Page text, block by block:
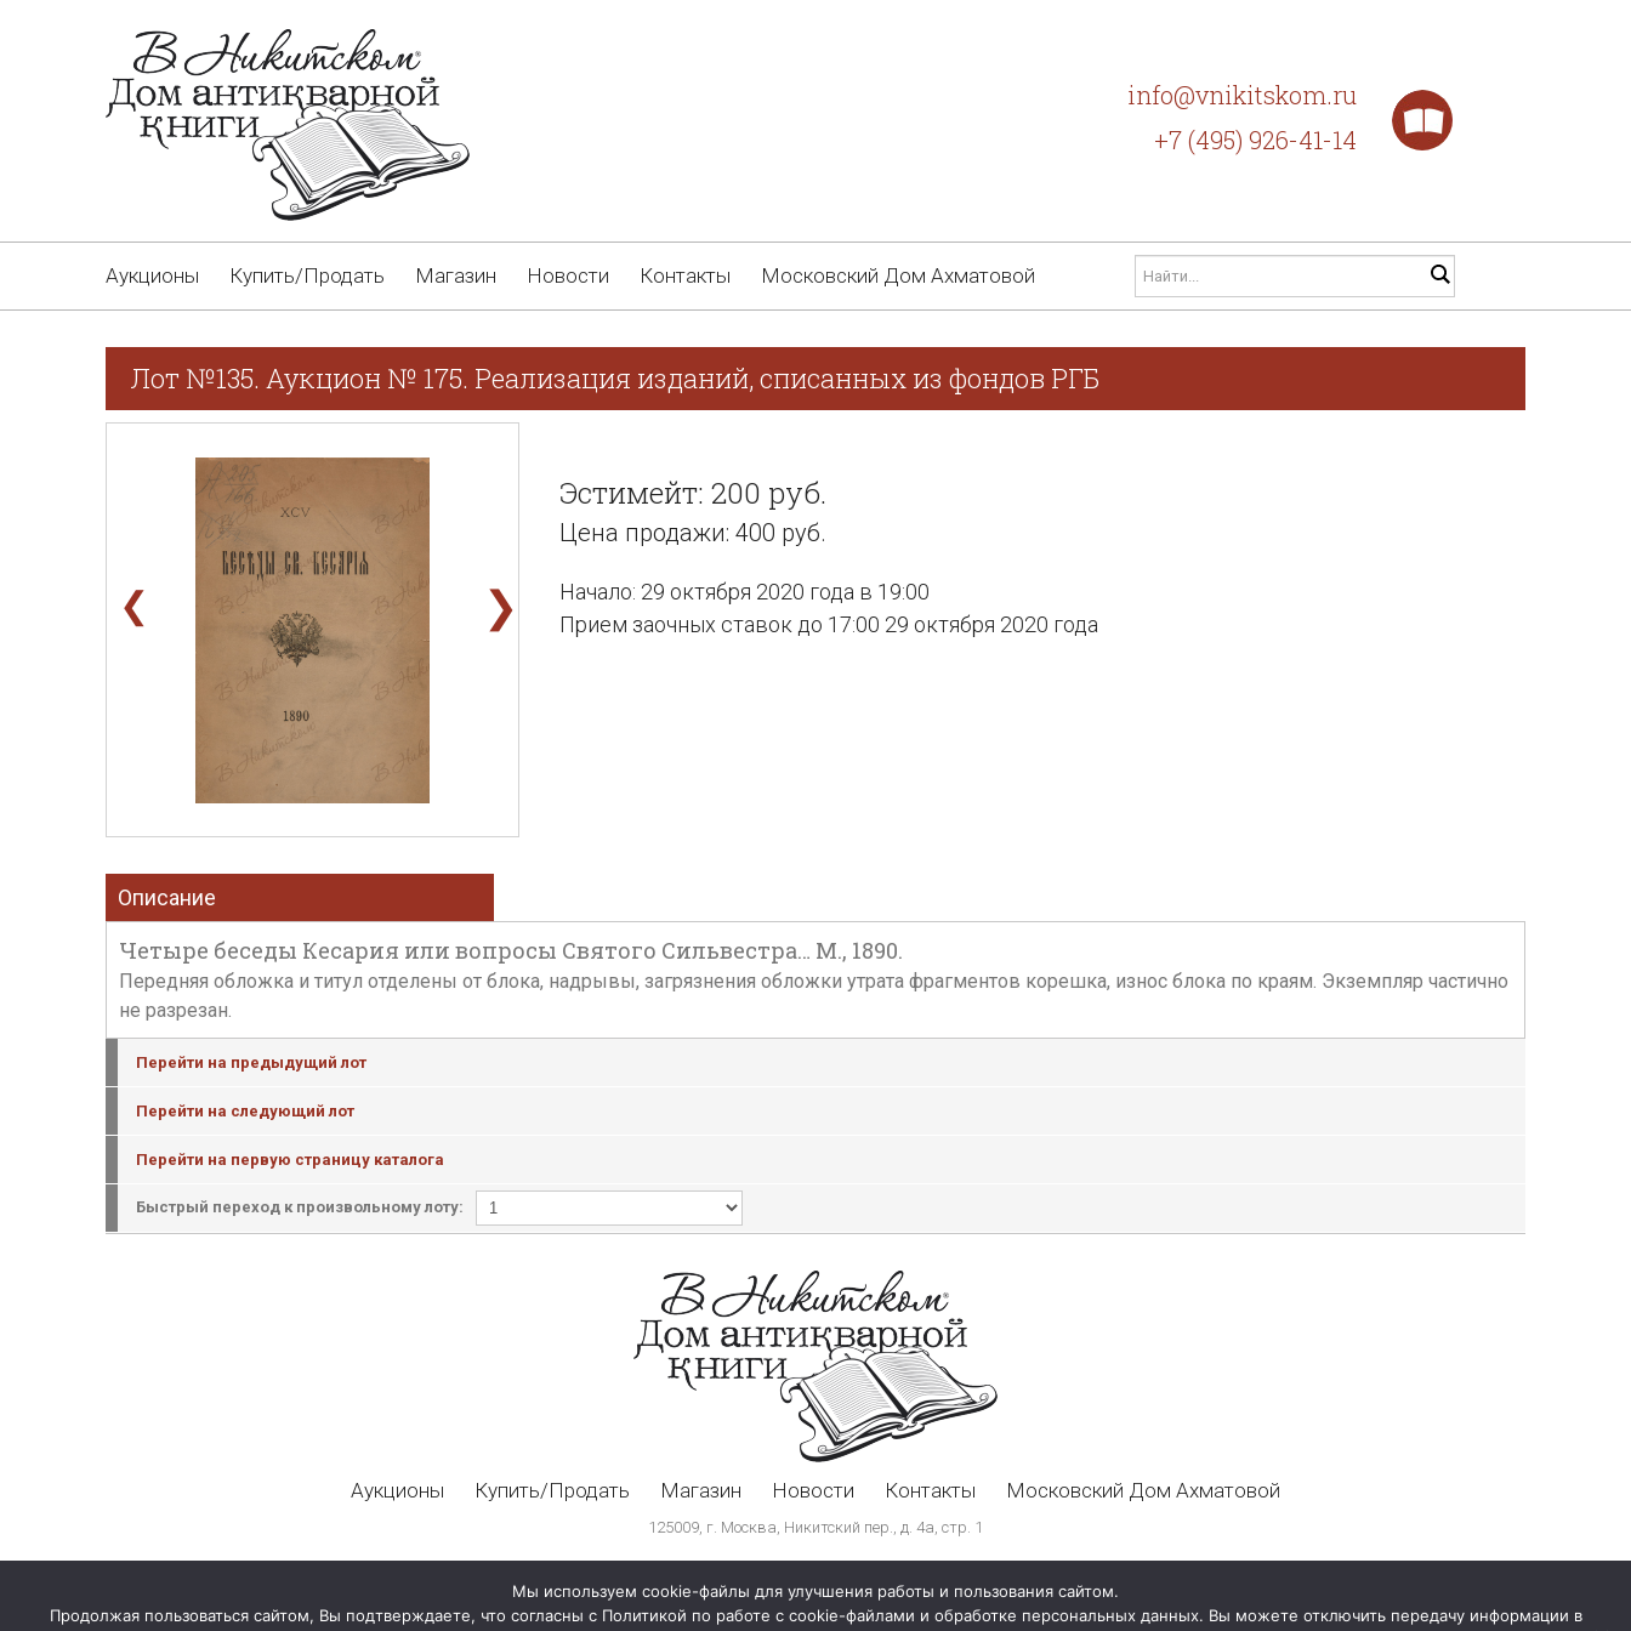
info@vnikitskom.ru
+7 (495) 926-41-14
Аукционы Купить/Продать Магазин Новости Контакты Московский Дом Ахматовой
Лот №135. Аукцион № 175. Реализация изданий, списанных из фондов РГБ
❮ ❯
Эстимейт: 200 руб.
Цена продажи: 400 руб.
Начало: 29 октября 2020 года в 19:00
Прием заочных ставок до 17:00 29 октября 2020 года
Описание
Четыре беседы Кесария или вопросы Святого Сильвестра… М., 1890.
Передняя обложка и титул отделены от блока, надрывы, загрязнения обложки утрата фрагментов корешка, износ блока по краям. Экземпляр частично
не разрезан.
Перейти на предыдущий лот
Перейти на следующий лот
Перейти на первую страницу каталога
Быстрый переход к произвольному лоту:
Аукционы Купить/Продать Магазин Новости Контакты Московский Дом Ахматовой
125009, г. Москва, Никитский пер., д. 4а, стр. 1
Мы используем cookie-файлы для улучшения работы и пользования сайтом.
Продолжая пользоваться сайтом, Вы подтверждаете, что согласны с Политикой по работе с cookie-файлами и обработке персональных данных. Вы можете отключить передачу информации в